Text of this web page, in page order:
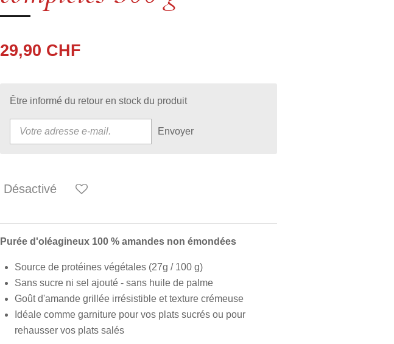
29,90 CHF
Être informé du retour en stock du produit
Envoyer
Désactivé
Purée d'oléagineux 100 % amandes non émondées
Source de protéines végétales (27g / 100 g)
Sans sucre ni sel ajouté - sans huile de palme
Goût d'amande grillée irrésistible et texture crémeuse
Idéale comme garniture pour vos plats sucrés ou pour
rehausser vos plats salés